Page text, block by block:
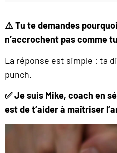
⚠️ Tu te demandes
n’accrochent pas comme
La réponse est simple : ta
punch.
✅ Je suis Mike, coach en
est de t’aider à maîtriser